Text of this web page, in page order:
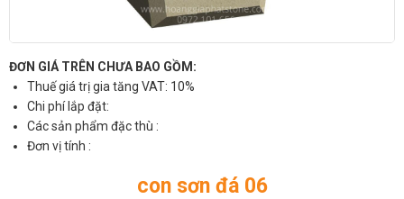
ĐƠN GIÁ TRÊN CHƯA BAO GỒM:
Thuế giá trị gia tăng VAT: 10%
Chi phí lắp đặt:
Các sản phẩm đặc thù :
Đơn vị tính :
con sơn đá 06